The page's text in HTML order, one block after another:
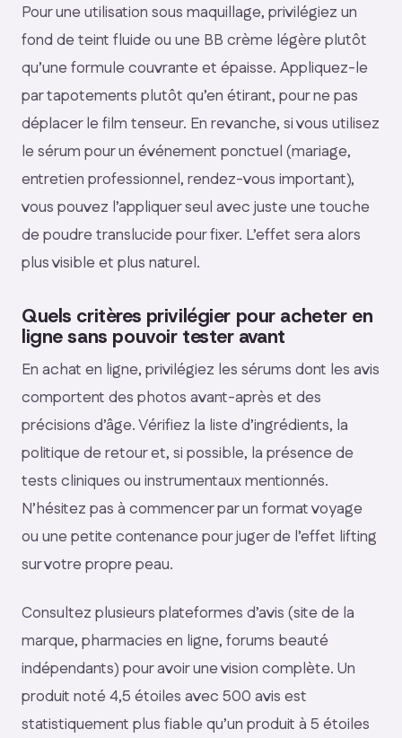
Pour une utilisation sous maquillage, privilégiez un
fond de teint fluide ou une BB crème légère plutôt
qu’une formule couvrante et épaisse. Appliquez-le
par tapotements plutôt qu’en étirant, pour ne pas
déplacer le film tenseur. En revanche, si vous utilisez
le sérum pour un événement ponctuel (mariage,
entretien professionnel, rendez-vous important),
vous pouvez l’appliquer seul avec juste une touche
de poudre translucide pour fixer. L’effet sera alors
plus visible et plus naturel.
Quels critères privilégier pour acheter en
ligne sans pouvoir tester avant
En achat en ligne, privilégiez les sérums dont les avis
comportent des photos avant-après et des
précisions d’âge. Vérifiez la liste d’ingrédients, la
politique de retour et, si possible, la présence de
tests cliniques ou instrumentaux mentionnés.
N’hésitez pas à commencer par un format voyage
ou une petite contenance pour juger de l’effet lifting
sur votre propre peau.
Consultez plusieurs plateformes d’avis (site de la
marque, pharmacies en ligne, forums beauté
indépendants) pour avoir une vision complète. Un
produit noté 4,5 étoiles avec 500 avis est
statistiquement plus fiable qu’un produit à 5 étoiles